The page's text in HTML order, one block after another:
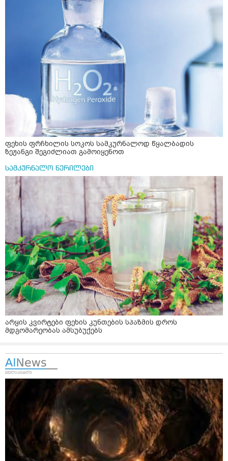
ფეხის ფრჩხილის სოკოს სამკურნალოდ წყალბადის
ზეჟანგი შეგიძლიათ გამოიყენოთ
სამკურნალო წერილები
არყის კვირტები ფეხის კუნთების სპაზმის დროს
მდგომარეობას ამსუბუქებს